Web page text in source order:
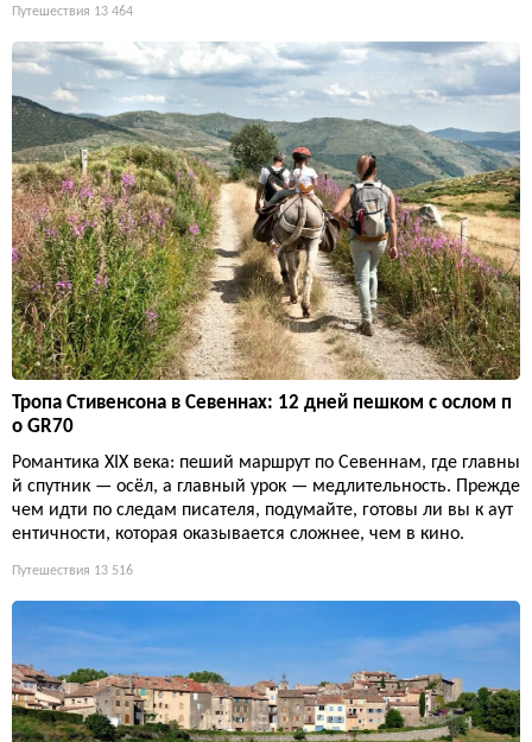
Путешествия 13 464
Тропа Стивенсона в Севеннах: 12 дней пешком с ослом п
о GR70
Романтика XIX века: пеший маршрут по Севеннам, где главны
й спутник — осёл, а главный урок — медлительность. Прежде
чем идти по следам писателя, подумайте, готовы ли вы к аут
ентичности, которая оказывается сложнее, чем в кино.
Путешествия 13 516